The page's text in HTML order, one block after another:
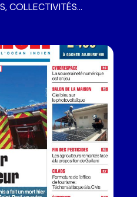
COLLECTIVITÉS…